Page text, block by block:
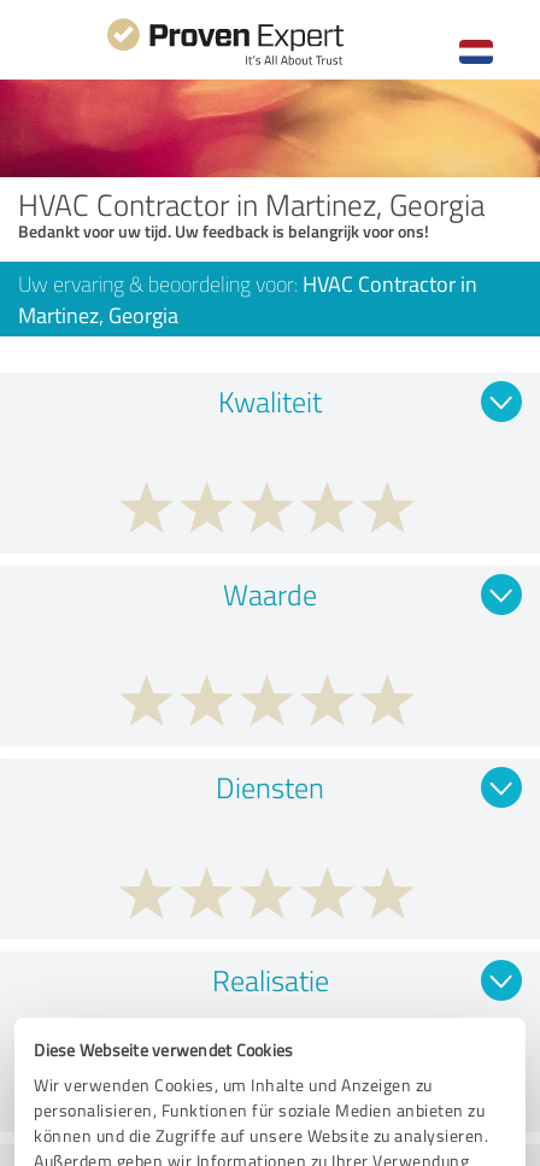
Diese Webseite verwendet Cookies
Wir verwenden Cookies, um Inhalte und Anzeigen zu
personalisieren, Funktionen für soziale Medien anbieten zu
können und die Zugriffe auf unsere Website zu analysieren.
Außerdem geben wir Informationen zu Ihrer Verwendung
HVAC Contractor in Martinez, Georgia
Bedankt voor uw tijd. Uw feedback is belangrijk voor ons!
Uw ervaring & beoordeling voor: HVAC Contractor in
Martinez, Georgia
Kwaliteit
Waarde
Diensten
Realisatie